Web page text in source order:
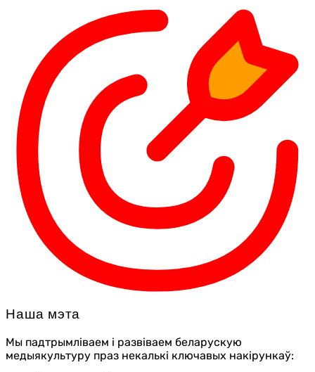
Наша мэта
Мы падтрымліваем і развіваем беларускую
медыякультуру праз некалькі ключавых накірункаў: